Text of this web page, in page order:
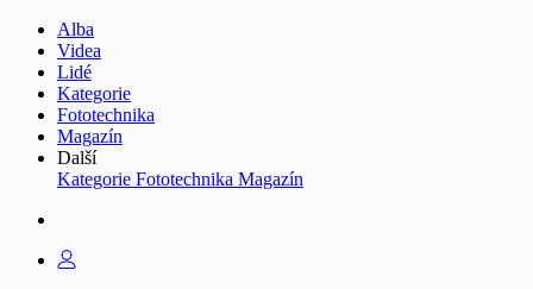
Alba
Videa
Lidé
Kategorie
Fototechnika
Magazín
Další
Kategorie Fototechnika Magazín